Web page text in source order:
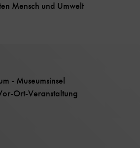
Mensch und Umwelt
- Museumsinsel
Ort-Veranstaltung